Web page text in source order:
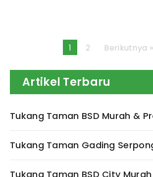
1 2 Berikutnya »
Artikel Terbaru
Tukang Taman BSD Murah &
Tukang Taman Gading
Tukang Taman BSD City